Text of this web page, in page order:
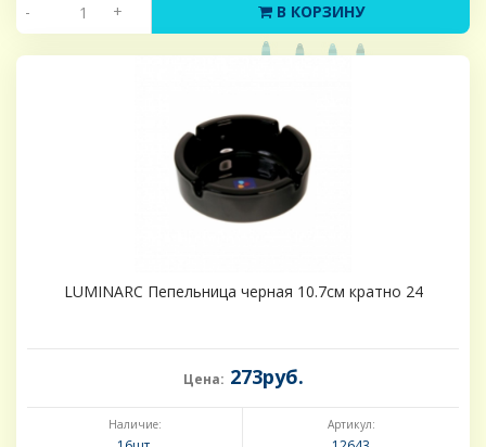
- + В КОРЗИНУ
LUMINARC Пепельница черная 10.7см кратно 24
Цена: 273руб.
Наличие: Артикул: